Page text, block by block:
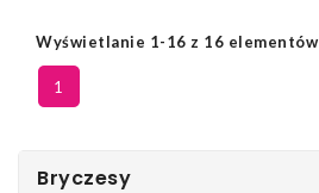
Wyświetlanie 1-16 z 16 elementów
1
Bryczesy